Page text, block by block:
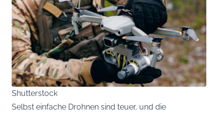
Shutterstock
Selbst einfache Drohnen sind teuer, und die